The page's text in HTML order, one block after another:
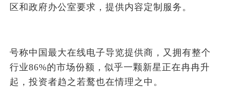
区和政府办公室要求，提供内容定制服务。
号称中国最大在线电子导览提供商，又拥有整个
行业86%的市场份额，似乎一颗新星正在冉冉升
起，投资者趋之若鹜也在情理之中。